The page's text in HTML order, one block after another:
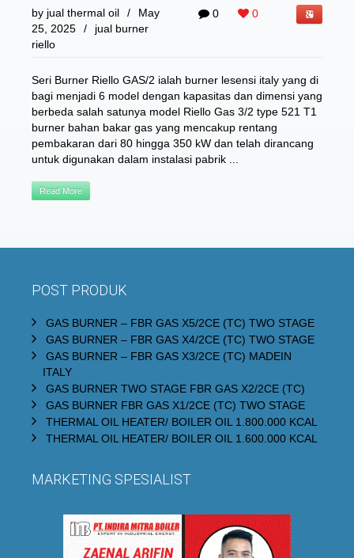
0 0
by jual thermal oil /
May
25, 2025
/
jual burner
riello
Seri Burner Riello GAS/2 ialah burner lesensi italy yang di
bagi menjadi 6 model dengan kapasitas dan dimensi yang
berbeda salah satunya model Riello Gas 3/2 type 521 T1
burner bahan bakar gas yang mencakup rentang
pembakaran dari 80 hingga 350 kW dan telah dirancang
untuk digunakan dalam instalasi pabrik ...
Read More
POST PRODUK
GAS BURNER – FBR GAS X5/2CE (TC) TWO STAGE
GAS BURNER – FBR GAS X4/2CE (TC) TWO STAGE
GAS BURNER – FBR GAS X3/2CE (TC) MADEIN
ITALY
GAS BURNER TWO STAGE FBR GAS X2/2CE (TC)
GAS BURNER FBR GAS X1/2CE (TC) TWO STAGE
THERMAL OIL HEATER/ BOILER OIL 1.800.000 KCAL
THERMAL OIL HEATER/ BOILER OIL 1.600.000 KCAL
MARKETING SPESIALIST